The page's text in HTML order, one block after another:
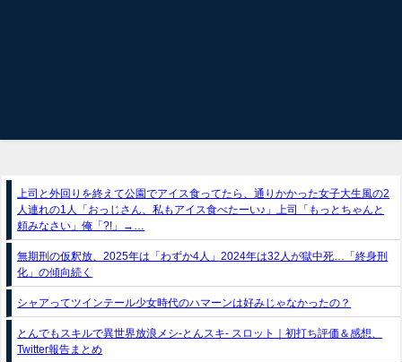
上司と外回りを終えて公園でアイス食ってたら、通りかかった女子大生風の2
人連れの1人「おっじさん、私もアイス食べたーい♪」上司「もっとちゃんと
頼みなさい」俺「?!」→…
無期刑の仮釈放、2025年は「わずか4人」2024年は32人が獄中死…「終身刑
化」の傾向続く
シャアってツインテール少女時代のハマーンは好みじゃなかったの？
とんでもスキルで異世界放浪メシ-とんスキ- スロット｜初打ち評価＆感想、
Twitter報告まとめ